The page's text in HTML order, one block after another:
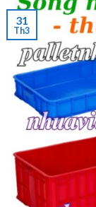
31
Th3